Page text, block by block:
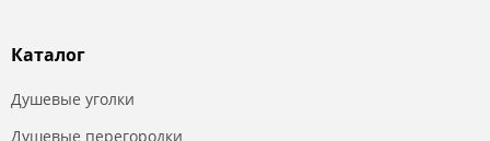
Каталог
Душевые уголки
Душевые перегородки